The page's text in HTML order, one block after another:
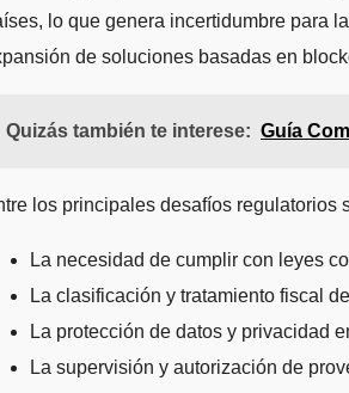
lo que genera incertidumbre para
de soluciones basadas en
Quizás también te interese: Guía
los principales desafíos regulatorios
La necesidad de cumplir con leyes
La clasificación y tratamiento fiscal
La protección de datos y privacidad
La supervisión y autorización de